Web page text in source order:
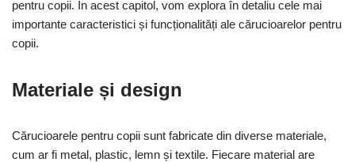
pentru copii. În acest capitol, vom explora în detaliu cele mai
importante caracteristici și funcționalități ale cărucioarelor pentru
copii.
Materiale și design
Cărucioarele pentru copii sunt fabricate din diverse materiale,
cum ar fi metal, plastic, lemn și textile. Fiecare material are